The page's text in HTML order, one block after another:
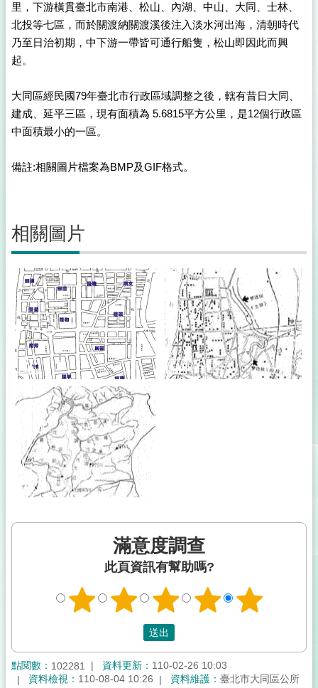
里，下游橫貫臺北市南港、松山、內湖、中山、大同、士林、
北投等七區，而於關渡納關渡溪後注入淡水河出海，清朝時代
乃至日治初期，中下游一帶皆可通行船隻，松山即因此而興
起。
大同區經民國79年臺北市行政區域調整之後，轄有昔日大同、
建成、延平三區，現有面積為 5.6815平方公里，是12個行政區
中面積最小的一區。
備註:相關圖片檔案為BMP及GIF格式。
相關圖片
滿意度調查
此頁資訊有幫助嗎?
點閱數： 102281 資料更新： 110-02-26 10:03
資料檢視： 110-08-04 10:26 資料維護： 臺北市大同區公所